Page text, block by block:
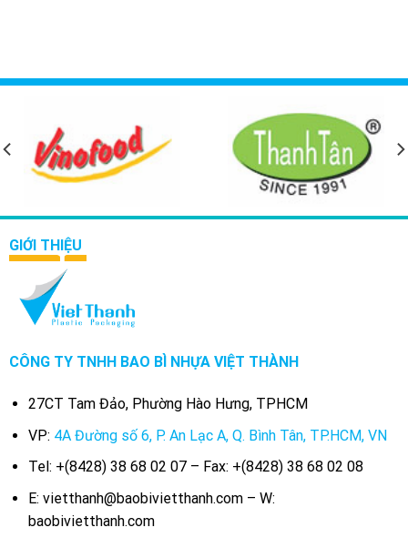
GIỚI THIỆU
CÔNG TY TNHH BAO BÌ NHỰA VIỆT THÀNH
27CT Tam Đảo, Phường Hào Hưng, TPHCM
VP: 4A Đường số 6, P. An Lạc A, Q. Bình Tân, TP.HCM, VN
Tel: +(8428) 38 68 02 07 – Fax: +(8428) 38 68 02 08
E: vietthanh@baobivietthanh.com – W:
baobivietthanh.com